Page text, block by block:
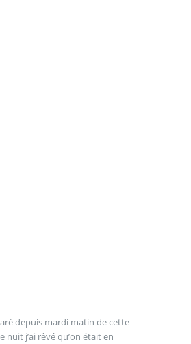
depuis mardi matin de cette
nuit j’ai rêvé qu’on était en